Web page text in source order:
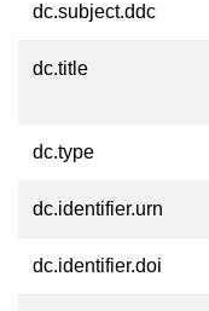
dc.subject.ddc
dc.title
dc.type
dc.identifier.urn
dc.identifier.doi